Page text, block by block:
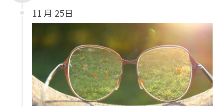
11 月 25日